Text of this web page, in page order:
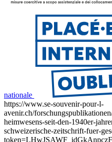
nationale
https://www.se-souvenir-pour-l-
avenir.ch/
heimwesens-seit-den-1940er-
schweizerische-zeitschrift-fuer-